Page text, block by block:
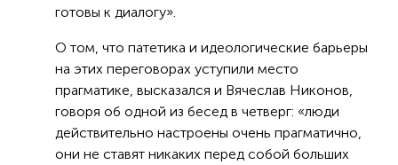
готовы к диалогу».
О том, что патетика и идеологические барьеры
на этих переговорах уступили место
прагматике, высказался и Вячеслав Никонов,
говоря об одной из бесед в четверг: «люди
действительно настроены очень прагматично,
они не ставят никаких перед собой больших